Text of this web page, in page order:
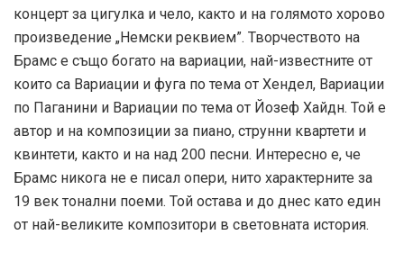
концерт за цигулка и чело, както и на голямото хорово
произведение „Немски реквием”. Творчеството на
Брамс е също богато на вариации, най-известните от
които са Вариации и фуга по тема от Хендел, Вариации
по Паганини и Вариации по тема от Йозеф Хайдн. Той е
автор и на композиции за пиано, струнни квартети и
квинтети, както и на над 200 песни. Интересно е, че
Брамс никога не е писал опери, нито характерните за
19 век тонални поеми. Той остава и до днес като един
от най-великите композитори в световната история.